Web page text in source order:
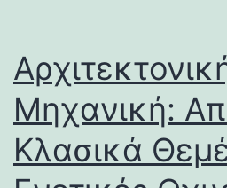
Μηχανική:
Κλασικά